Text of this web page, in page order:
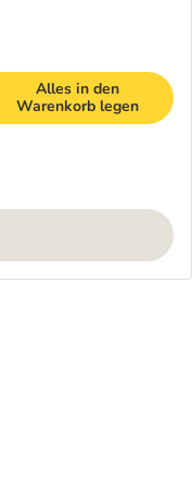
Alles in den
Warenkorb legen